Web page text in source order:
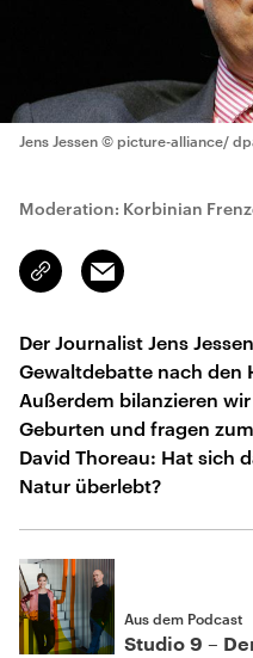
Jens Jessen © picture-alliance/
Moderation: Korbinian
Link
kopieren/teilen
Email
Der Journalist Jens
Gewaltdebatte nach den
Außerdem bilanzieren
Geburten und fragen
David Thoreau: Hat sich
Natur überlebt?
Aus dem Podcast
Studio 9 –